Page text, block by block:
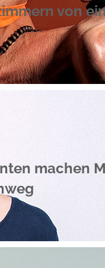
von
machen